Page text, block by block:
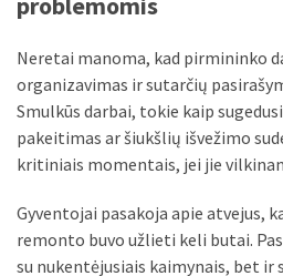
USED
CATEGORIES
Patarimai
(97)
Prekės
(76)
Neretai manoma, kad pirmininko
organizavimas ir sutarčių
Smulkūs darbai, tokie kaip
pakeitimas ar šiukšlių išvežimo
kritiniais momentais, jei jie
Gyventojai pasakoja apie atvejus,
remonto buvo užlieti keli butai.
su nukentėjusiais kaimynais, bet ir